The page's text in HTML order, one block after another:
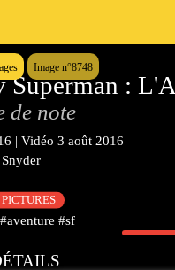
Image n°8748
Superman :
de note
| Vidéo 3 août 2016
#sf